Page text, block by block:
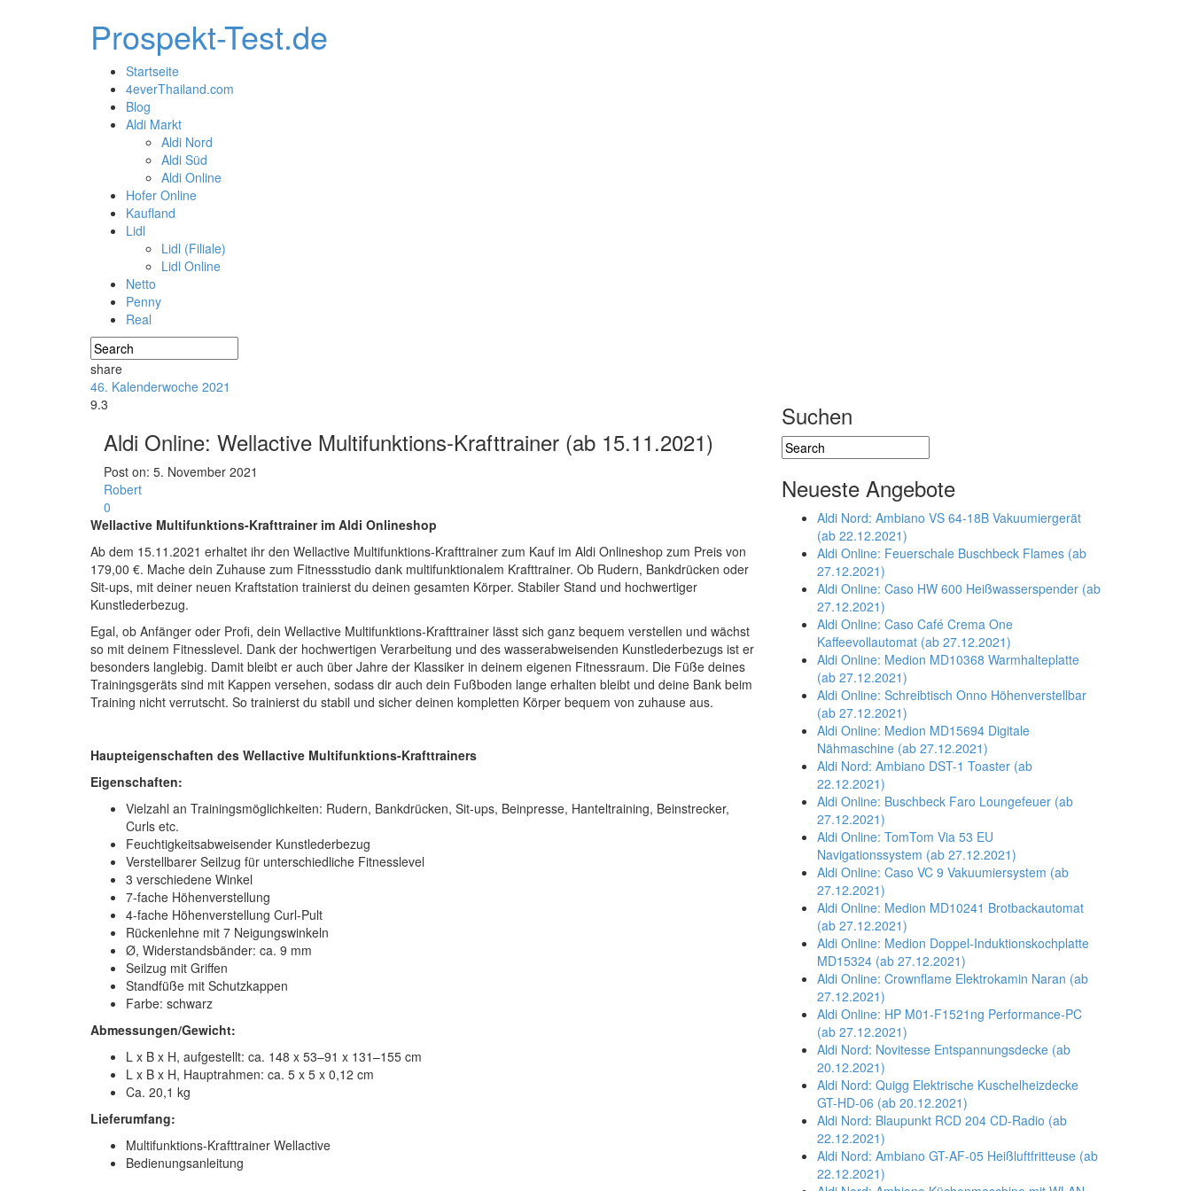
Prospekt-Test.de
Startseite
4everThailand.com
Blog
Aldi Markt
Aldi Nord
Aldi Süd
Aldi Online
Hofer Online
Kaufland
Lidl
Lidl (Filiale)
Lidl Online
Netto
Penny
Real
share
46. Kalenderwoche 2021
9.3
Aldi Online: Wellactive Multifunktions-Krafttrainer (ab 15.11.2021)
Post on: 5. November 2021
Robert
0
Wellactive Multifunktions-Krafttrainer im Aldi Onlineshop
Ab dem 15.11.2021 erhaltet ihr den Wellactive Multifunktions-Krafttrainer zum Kauf im Aldi Onlineshop zum Preis von
179,00 €. Mache dein Zuhause zum Fitnessstudio dank multifunktionalem Krafttrainer. Ob Rudern, Bankdrücken oder
Sit-ups, mit deiner neuen Kraftstation trainierst du deinen gesamten Körper. Stabiler Stand und hochwertiger
Kunstlederbezug.
Egal, ob Anfänger oder Profi, dein Wellactive Multifunktions-Krafttrainer lässt sich ganz bequem verstellen und wächst
so mit deinem Fitnesslevel. Dank der hochwertigen Verarbeitung und des wasserabweisenden Kunstlederbezugs ist er
besonders langlebig. Damit bleibt er auch über Jahre der Klassiker in deinem eigenen Fitnessraum. Die Füße deines
Trainingsgeräts sind mit Kappen versehen, sodass dir auch dein Fußboden lange erhalten bleibt und deine Bank beim
Training nicht verrutscht. So trainierst du stabil und sicher deinen kompletten Körper bequem von zuhause aus.
Haupteigenschaften des Wellactive Multifunktions-Krafttrainers
Eigenschaften:
Vielzahl an Trainingsmöglichkeiten: Rudern, Bankdrücken, Sit-ups, Beinpresse, Hanteltraining, Beinstrecker,
Curls etc.
Feuchtigkeitsabweisender Kunstlederbezug
Verstellbarer Seilzug für unterschiedliche Fitnesslevel
3 verschiedene Winkel
7-fache Höhenverstellung
4-fache Höhenverstellung Curl-Pult
Rückenlehne mit 7 Neigungswinkeln
Ø, Widerstandsbänder: ca. 9 mm
Seilzug mit Griffen
Standfüße mit Schutzkappen
Farbe: schwarz
Abmessungen/Gewicht:
L x B x H, aufgestellt: ca. 148 x 53–91 x 131–155 cm
L x B x H, Hauptrahmen: ca. 5 x 5 x 0,12 cm
Ca. 20,1 kg
Lieferumfang:
Multifunktions-Krafttrainer Wellactive
Bedienungsanleitung
Suchen
Neueste Angebote
Aldi Nord: Ambiano VS 64-18B Vakuumiergerät
(ab 22.12.2021)
Aldi Online: Feuerschale Buschbeck Flames (ab
27.12.2021)
Aldi Online: Caso HW 600 Heißwasserspender (ab
27.12.2021)
Aldi Online: Caso Café Crema One
Kaffeevollautomat (ab 27.12.2021)
Aldi Online: Medion MD10368 Warmhalteplatte
(ab 27.12.2021)
Aldi Online: Schreibtisch Onno Höhenverstellbar
(ab 27.12.2021)
Aldi Online: Medion MD15694 Digitale
Nähmaschine (ab 27.12.2021)
Aldi Nord: Ambiano DST-1 Toaster (ab
22.12.2021)
Aldi Online: Buschbeck Faro Loungefeuer (ab
27.12.2021)
Aldi Online: TomTom Via 53 EU
Navigationssystem (ab 27.12.2021)
Aldi Online: Caso VC 9 Vakuumiersystem (ab
27.12.2021)
Aldi Online: Medion MD10241 Brotbackautomat
(ab 27.12.2021)
Aldi Online: Medion Doppel-Induktionskochplatte
MD15324 (ab 27.12.2021)
Aldi Online: Crownflame Elektrokamin Naran (ab
27.12.2021)
Aldi Online: HP M01-F1521ng Performance-PC
(ab 27.12.2021)
Aldi Nord: Novitesse Entspannungsdecke (ab
20.12.2021)
Aldi Nord: Quigg Elektrische Kuschelheizdecke
GT-HD-06 (ab 20.12.2021)
Aldi Nord: Blaupunkt RCD 204 CD-Radio (ab
22.12.2021)
Aldi Nord: Ambiano GT-AF-05 Heißluftfritteuse (ab
22.12.2021)